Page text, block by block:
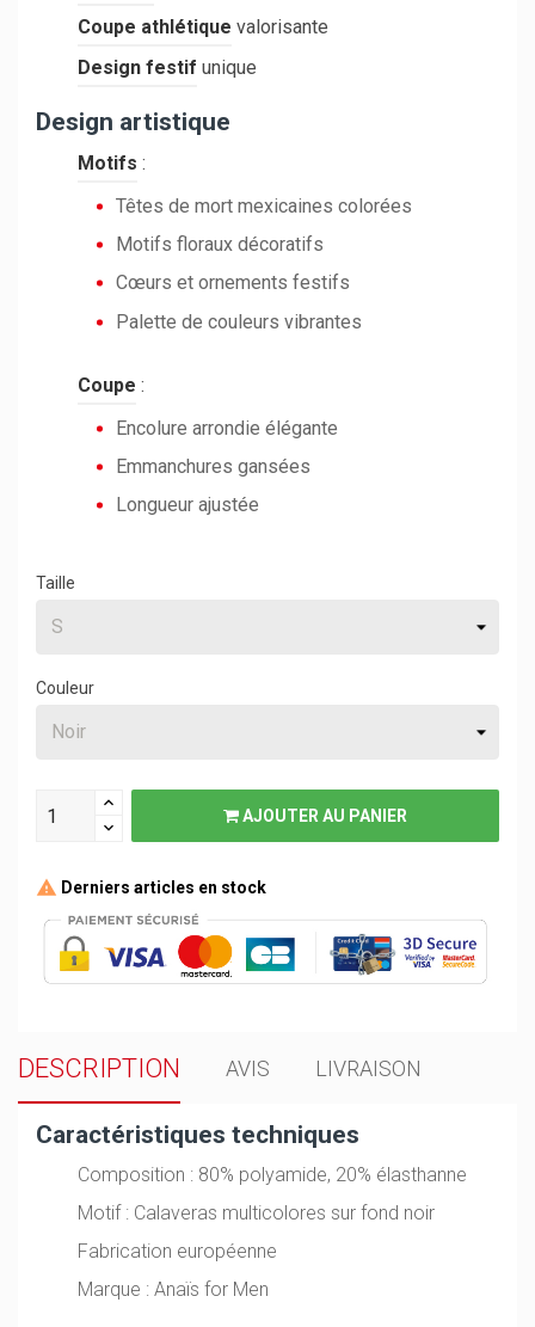
Coupe athlétique valorisante
Design festif unique
Design artistique
Motifs :
Têtes de mort mexicaines colorées
Motifs floraux décoratifs
Cœurs et ornements festifs
Palette de couleurs vibrantes
Coupe :
Encolure arrondie élégante
Emmanchures gansées
Longueur ajustée
Taille
Couleur
AJOUTER AU PANIER
Derniers articles en stock
DESCRIPTION AVIS LIVRAISON
Caractéristiques techniques
Composition : 80% polyamide, 20% élasthanne
Motif : Calaveras multicolores sur fond noir
Fabrication européenne
Marque : Anaïs for Men